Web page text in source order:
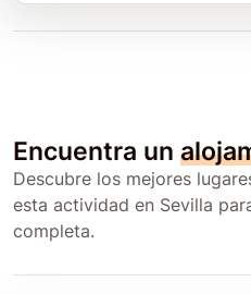
Encuentra un
Descubre los mejores
esta actividad en Sevilla
completa.